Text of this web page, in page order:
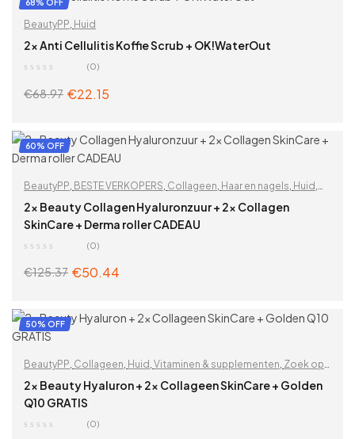
ADD TO CART
68% OFF
BeautyPP, Huid
2x Anti Cellulitis Koffie Scrub + OK!WaterOut
(0)
€68.97 €22.15
ADD TO CART
60% OFF
BeautyPP BESTE VERKOPERS Collageen Haar en nagels Huid
Hyaluronzuur,Rimpels ,Schoonheid,Vitaminen & supplementen
Voor vrouwen,Zoek op problemen
2x Beauty Collagen Hyaluronzuur + 2x Collagen
SkinCare + Derma roller CADEAU
(0)
€125.37 €50.44
ADD TO CART
50% OFF
BeautyPP Collageen Huid Vitaminen & supplementen Zoek op
problemen
2x Beauty Hyaluron + 2x Collageen SkinCare + Golden
Q10 GRATIS
(0)